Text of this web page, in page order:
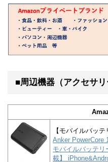
■周辺機器（アクセサリ
【モバイルバッテ
Anker PowerCore
モバイルバッテ
載】